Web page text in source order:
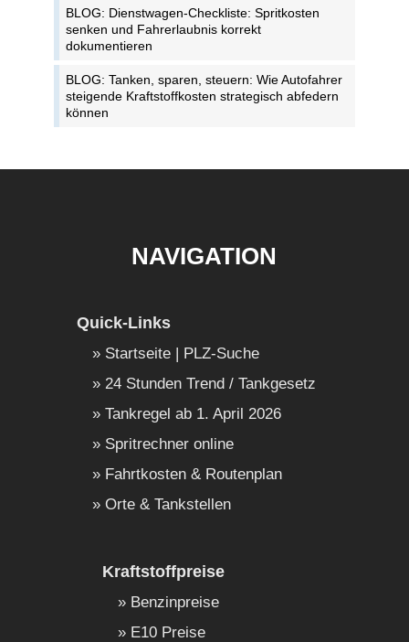
BLOG: Dienstwagen-Checkliste: Spritkosten
senken und Fahrerlaubnis korrekt
dokumentieren
BLOG: Tanken, sparen, steuern: Wie Autofahrer
steigende Kraftstoffkosten strategisch abfedern
können
NAVIGATION
Quick-Links
Startseite | PLZ-Suche
24 Stunden Trend / Tankgesetz
Tankregel ab 1. April 2026
Spritrechner online
Fahrtkosten & Routenplan
Orte & Tankstellen
Kraftstoffpreise
Benzinpreise
E10 Preise